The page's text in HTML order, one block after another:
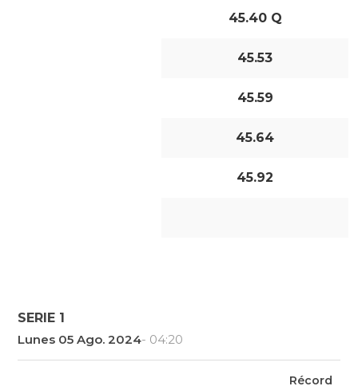
45.40 Q
45.53
45.59
45.64
45.92
SERIE 1
Lunes 05 Ago. 2024- 04:20
Récord